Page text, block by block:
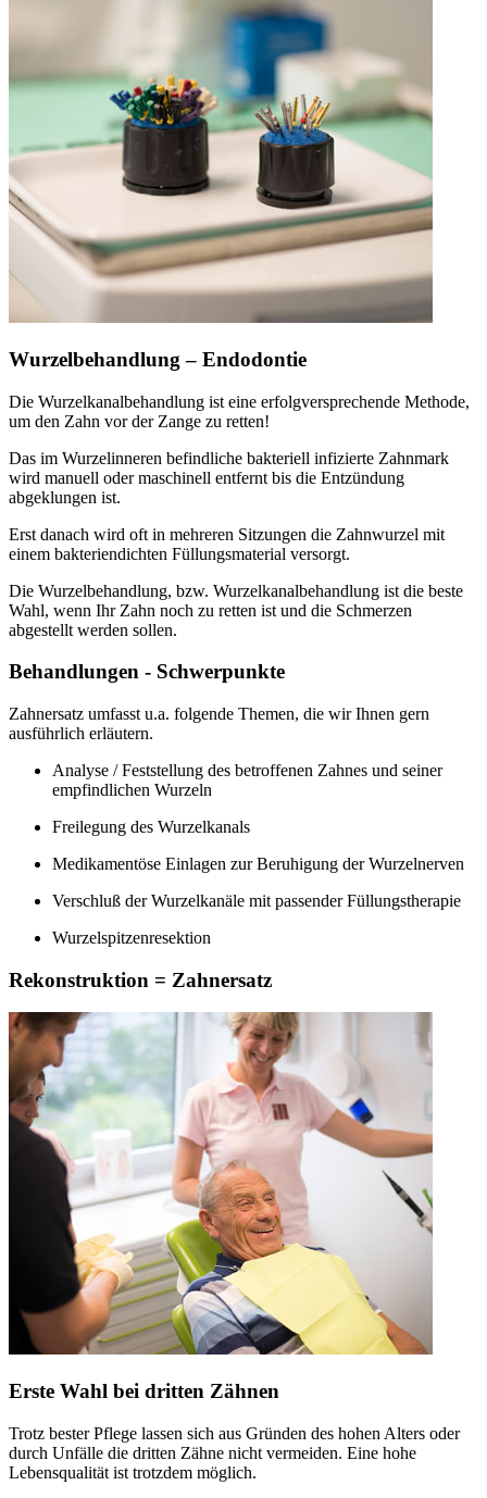
Wurzelbehandlung – Endodontie
Die Wurzelkanalbehandlung ist eine erfolgversprechende Methode,
um den Zahn vor der Zange zu retten!
Das im Wurzelinneren befindliche bakteriell infizierte Zahnmark
wird manuell oder maschinell entfernt bis die Entzündung
abgeklungen ist.
Erst danach wird oft in mehreren Sitzungen die Zahnwurzel mit
einem bakteriendichten Füllungsmaterial versorgt.
Die Wurzelbehandlung, bzw. Wurzelkanalbehandlung ist die beste
Wahl, wenn Ihr Zahn noch zu retten ist und die Schmerzen
abgestellt werden sollen.
Behandlungen - Schwerpunkte
Zahnersatz umfasst u.a. folgende Themen, die wir Ihnen gern
ausführlich erläutern.
Analyse / Feststellung des betroffenen Zahnes und seiner
empfindlichen Wurzeln
Freilegung des Wurzelkanals
Medikamentöse Einlagen zur Beruhigung der Wurzelnerven
Verschluß der Wurzelkanäle mit passender Füllungstherapie
Wurzelspitzenresektion
Rekonstruktion = Zahnersatz
Erste Wahl bei dritten Zähnen
Trotz bester Pflege lassen sich aus Gründen des hohen Alters oder
durch Unfälle die dritten Zähne nicht vermeiden. Eine hohe
Lebensqualität ist trotzdem möglich.